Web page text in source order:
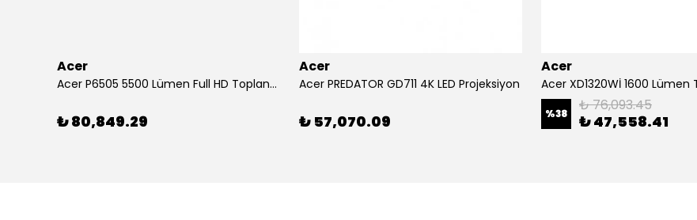
Acer
Acer P6505 5500 Lümen Full HD Toplantı Odası Projeksiyonu
₺ 80,849.29
Acer
Acer PREDATOR GD711 4K LED Projeksiyon
₺ 57,070.09
Acer
%38 ₺ 76,093.45
₺ 47,558.41